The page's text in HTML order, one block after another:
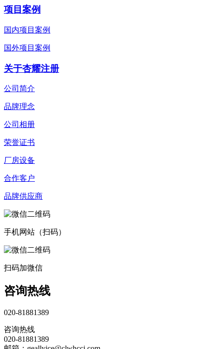
项目案例
国内项目案例
国外项目案例
关于杏耀注册
公司简介
品牌理念
公司相册
荣誉证书
厂房设备
合作客户
品牌供应商
手机网站（扫码）
扫码加微信
咨询热线
020-81881389
咨询热线
020-81881389